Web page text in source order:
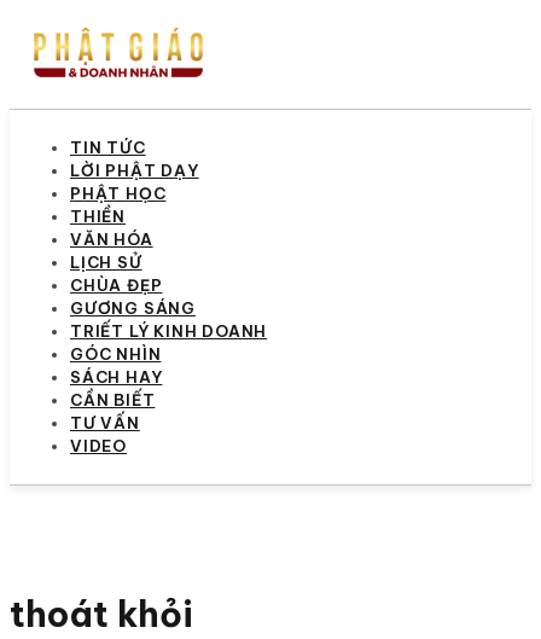
TIN TỨC
LỜI PHẬT DẠY
PHẬT HỌC
THIỀN
VĂN HÓA
LỊCH SỬ
CHÙA ĐẸP
GƯƠNG SÁNG
TRIẾT LÝ KINH DOANH
GÓC NHÌN
SÁCH HAY
CẦN BIẾT
TƯ VẤN
VIDEO
thoát khỏi